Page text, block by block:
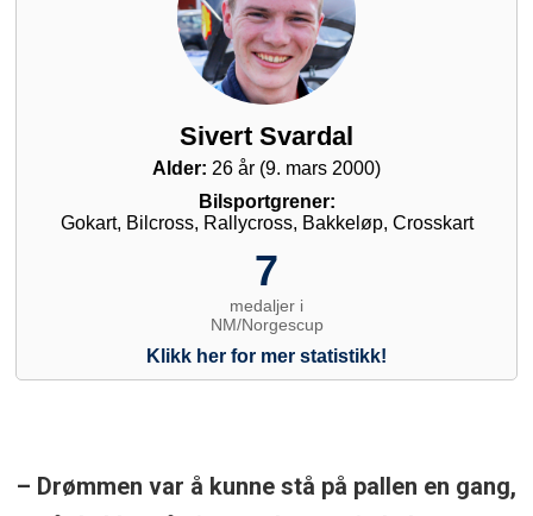
– Drømmen var å kunne stå på pallen en gang,